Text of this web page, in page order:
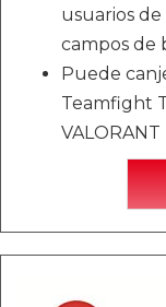
usuarios
campos de
Puede
Teamfight
VALORANT